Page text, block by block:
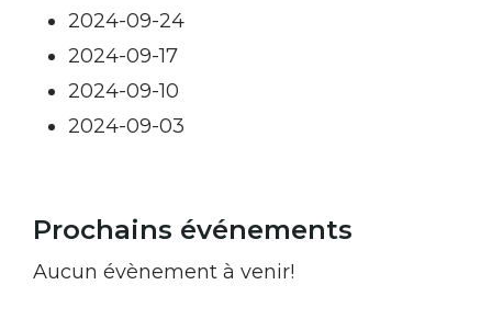
Prochains événements
Aucun évènement à venir!
2024-09-24
2024-09-17
2024-09-10
2024-09-03